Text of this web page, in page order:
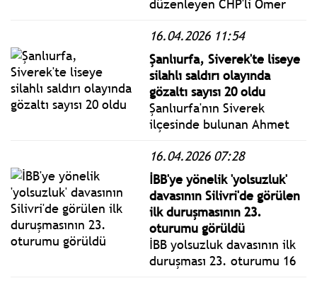
düzenleyen CHP'li Ömer
sektöründe yaşanan fiyat
belirsizliği, artan
maliyetler, üretim düşüşü
ve ithalat verilerini tüm
boyutlarıyla değerlendirdi.
16.04.2026 11:54
Şanlıurfa, Siverek'te liseye
silahlı saldırı olayında
gözaltı sayısı 20 oldu
Şanlıurfa'nın Siverek
ilçesinde bulunan Ahmet
Anadolu Lisesi'ndeki silahlı
saldırıya ilişkin 20 şüpheli
gözaltına alındı.
16.04.2026 07:28
İBB'ye yönelik 'yolsuzluk'
davasının Silivri'de görülen
ilk duruşmasının 23.
oturumu görüldü
İBB yolsuzluk davasının ilk
duruşması 23. oturumu 16